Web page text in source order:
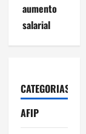
aumento
salarial
CATEGORIAS
AFIP